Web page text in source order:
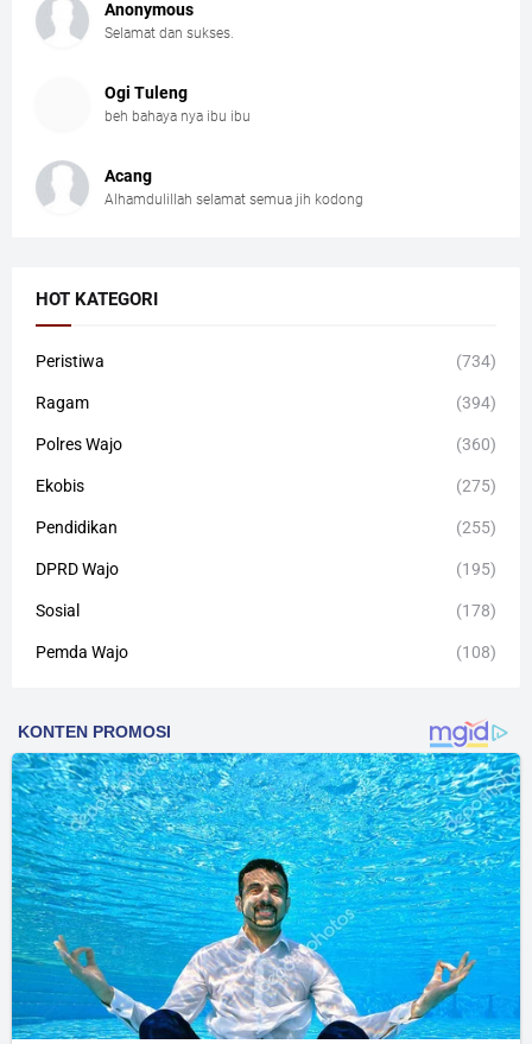
Anonymous
Selamat dan sukses.
Ogi Tuleng
beh bahaya nya ibu ibu
Acang
Alhamdulillah selamat semua jih kodong
HOT KATEGORI
Peristiwa (734)
Ragam (394)
Polres Wajo (360)
Ekobis (275)
Pendidikan (255)
DPRD Wajo (195)
Sosial (178)
Pemda Wajo (108)